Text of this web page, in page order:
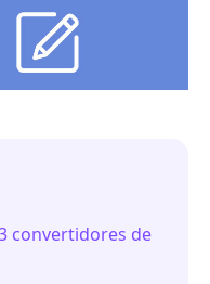
convertidores de